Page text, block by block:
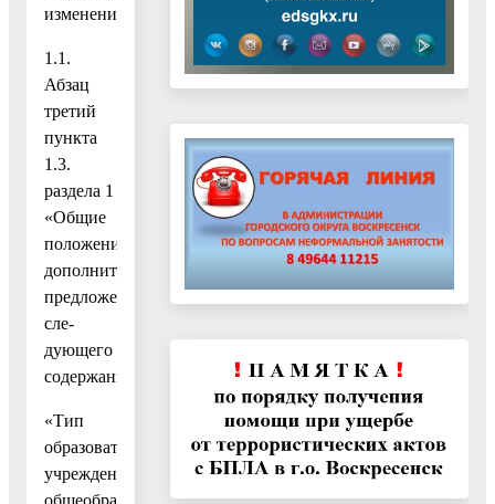
изменения:
1.1.
Абзац
третий
пункта
1.3.
раздела 1
«Общие
положения»
дополнить
предложением
сле-
дующего
содержания:
«Тип
образовательного
учреждения:
общеобразовательное